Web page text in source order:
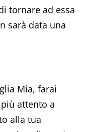
tornare ad essa
sarà data una
Mia, farai
attento a
alla tua